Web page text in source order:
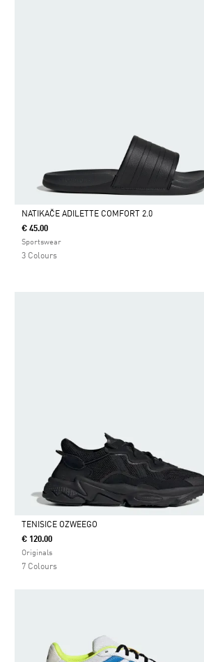
Da
NATIKAČE ADILETTE COMFORT 2.0
€ 45.00
Sportswear
3 Colours
Da
TENISICE OZWEEGO
€ 120.00
Originals
7 Colours